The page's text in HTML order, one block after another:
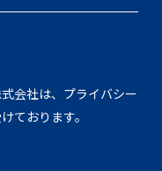
会社は、 プライバシー
ております。